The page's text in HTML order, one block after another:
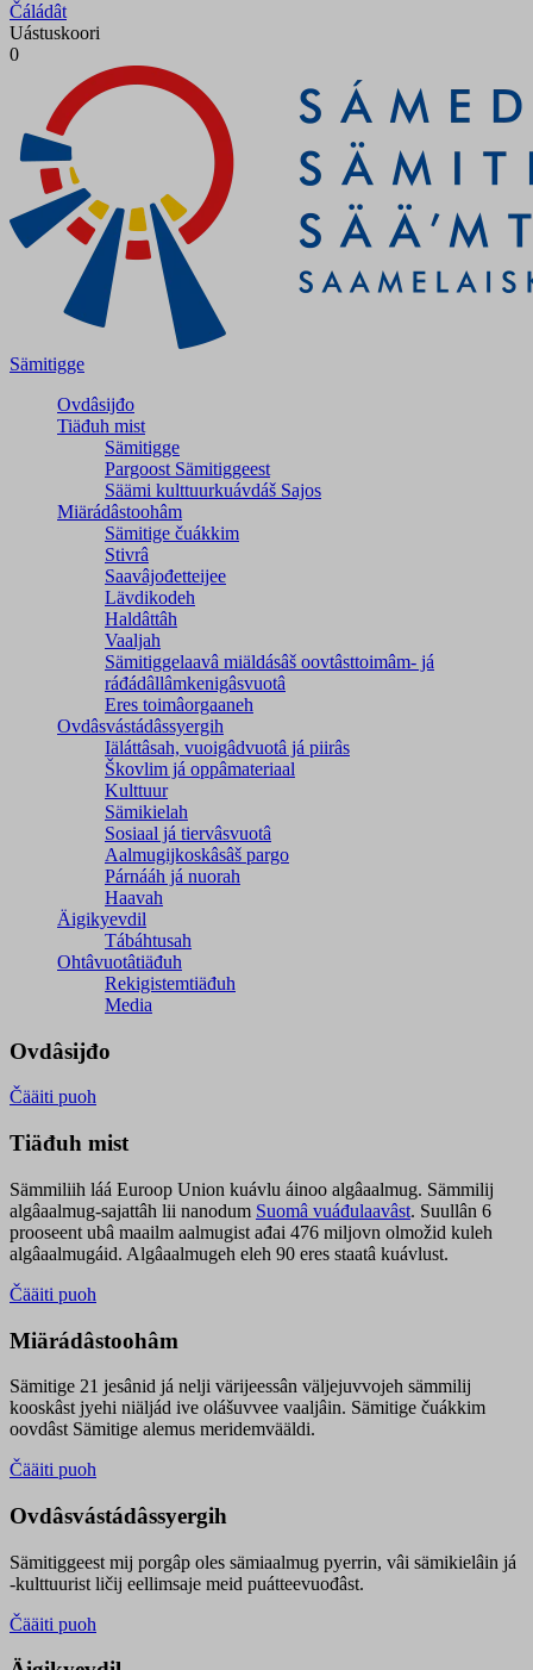
Čáládât
Uástuskoori
0
Sämitigge
Ovdâsijđo
Tiäđuh mist
Sämitigge
Pargoost Sämitiggeest
Säämi kulttuurkuávdáš Sajos
Miärádâstoohâm
Sämitige čuákkim
Stivrâ
Saavâjođetteijee
Lävdikodeh
Haldâttâh
Vaaljah
Sämitiggelaavâ miäldásâš oovtâsttoimâm- já
ráđádâllâmkenigâsvuotâ
Eres toimâorgaaneh
Ovdâsvástádâssyergih
Iäláttâsah, vuoigâdvuotâ já piirâs
Škovlim já oppâmateriaal
Kulttuur
Sämikielah
Sosiaal já tiervâsvuotâ
Aalmugijkoskâsâš pargo
Párnááh já nuorah
Haavah
Äigikyevdil
Tábáhtusah
Ohtâvuotâtiäđuh
Rekigistemtiäđuh
Media
Ovdâsijđo
Čääiti puoh
Tiäđuh mist
Sämmiliih láá Euroop Union kuávlu áinoo algâaalmug. Sämmilij
algâaalmug-sajattâh lii nanodum Suomâ vuáđulaavâst. Suullân 6
prooseent ubâ maailm aalmugist ađai 476 miljovn olmožid kuleh
algâaalmugáid. Algâaalmugeh eleh 90 eres staatâ kuávlust.
Čääiti puoh
Miärádâstoohâm
Sämitige 21 jesânid já nelji värijeessân väljejuvvojeh sämmilij
kooskâst jyehi niäljád ive olášuvvee vaaljâin. Sämitige čuákkim
oovdâst Sämitige alemus meridemvääldi.
Čääiti puoh
Ovdâsvástádâssyergih
Sämitiggeest mij porgâp oles sämiaalmug pyerrin, vâi sämikielâin já
-kulttuurist ličij eellimsaje meid puátteevuođâst.
Čääiti puoh